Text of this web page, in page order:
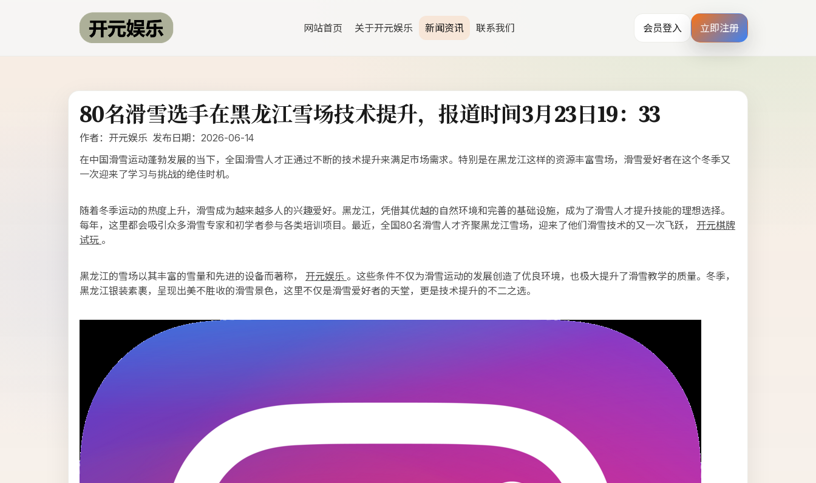
网站首页 关于开元娱乐 新闻资讯 联系我们 会员登入 立即注册
80名滑雪选手在黑龙江雪场技术提升，报道时间3月23日19：33
作者：开元娱乐 发布日期：2026-06-14
在中国滑雪运动蓬勃发展的当下，全国滑雪人才正通过不断的技术提升来满足市场需求。特别是在黑龙江这样的资源丰富雪场，滑雪爱好者在这个冬季又
一次迎来了学习与挑战的绝佳时机。
随着冬季运动的热度上升，滑雪成为越来越多人的兴趣爱好。黑龙江，凭借其优越的自然环境和完善的基础设施，成为了滑雪人才提升技能的理想选择。
每年，这里都会吸引众多滑雪专家和初学者参与各类培训项目。最近，全国80名滑雪人才齐聚黑龙江雪场，迎来了他们滑雪技术的又一次飞跃， 开元棋牌
试玩 。
黑龙江的雪场以其丰富的雪量和先进的设备而著称， 开元娱乐 。这些条件不仅为滑雪运动的发展创造了优良环境，也极大提升了滑雪教学的质量。冬季，
黑龙江银装素裹，呈现出美不胜收的滑雪景色，这里不仅是滑雪爱好者的天堂，更是技术提升的不二之选。